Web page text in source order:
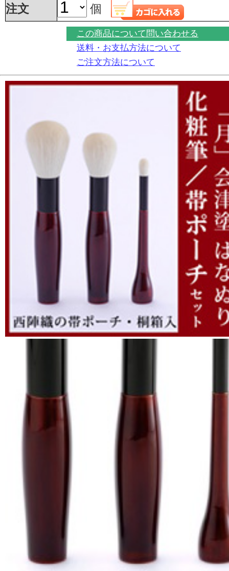
注文 個
この商品について問い合わせる
送料・お支払方法について
ご注文方法について